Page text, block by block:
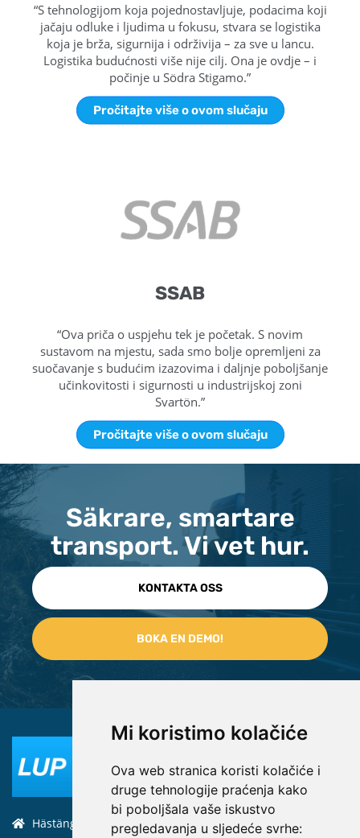
Mi koristimo kolačiće
Ova web stranica koristi kolačiće i
druge tehnologije praćenja kako
bi poboljšala vaše iskustvo
pregledavanja u sljedeće svrhe:
“S tehnologijom koja pojednostavljuje, podacima koji
jačaju odluke i ljudima u fokusu, stvara se logistika
koja je brža, sigurnija i održivija – za sve u lancu.
Logistika budućnosti više nije cilj. Ona je ovdje – i
počinje u Södra Stigamo.”
Pročitajte više o ovom slučaju
SSAB
“Ova priča o uspjehu tek je početak. S novim
sustavom na mjestu, sada smo bolje opremljeni za
suočavanje s budućim izazovima i daljnje poboljšanje
učinkovitosti i sigurnosti u industrijskoj zoni
Svartön.”
Pročitajte više o ovom slučaju
Säkrare, smartare
transport. Vi vet hur.
KONTAKTA OSS
Hästängsuddsvägen 19, 184 94, Åkersberga